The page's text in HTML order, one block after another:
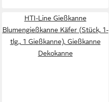
HTI-Line Gießkanne
Blumengießkanne Käfer (Stück, 1-
tlg., 1 Gießkanne), Gießkanne
Dekokanne